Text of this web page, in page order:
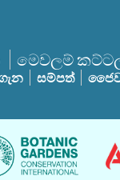
මෙවලම්
සම්පත් ජෛව